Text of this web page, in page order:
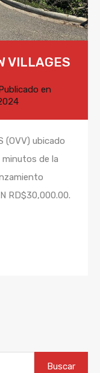
VILLAGES
en
(OVV) ubicado
minutos de la
RD$30,000.00.
Buscar